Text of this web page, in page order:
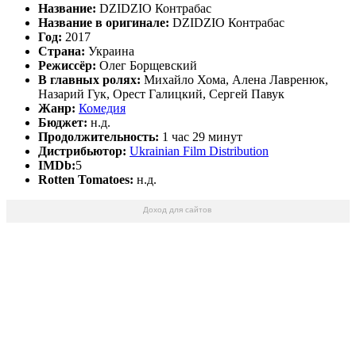
Название: DZIDZIO Контрабас
Название в оригинале: DZIDZIO Контрабас
Год: 2017
Страна: Украина
Режиссёр: Олег Борщевский
В главных ролях: Михайло Хома, Алена Лавренюк,
Назарий Гук, Орест Галицкий, Сергей Павук
Жанр: Комедия
Бюджет: н.д.
Продолжительность: 1 час 29 минут
Дистрибьютор: Ukrainian Film Distribution
IMDb:5
Rotten Tomatoes: н.д.
Доход для сайтов